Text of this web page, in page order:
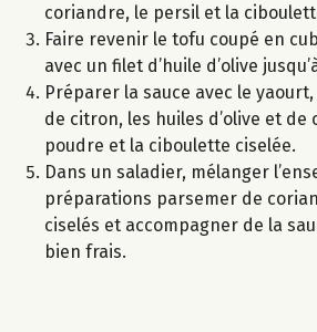
coriandre, le persil et la
Faire revenir le tofu coupé en
avec un filet d’huile d’olive
Préparer la sauce avec le
de citron, les huiles d’olive et de
poudre et la ciboulette ciselée.
Dans un saladier, mélanger
préparations parsemer de
ciselés et accompagner de la
bien frais.